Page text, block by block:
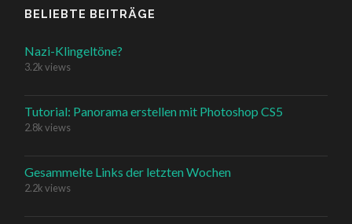
BELIEBTE BEITRÄGE
Nazi-Klingeltöne?
3.2k views
Tutorial: Panorama erstellen mit Photoshop CS5
2.8k views
Gesammelte Links der letzten Wochen
2.2k views